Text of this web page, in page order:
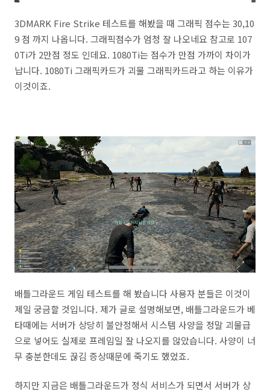
3DMARK Fire Strike 테스트를 해봤을 때 그래픽 점수는 30,10
9 점 까지 나옵니다. 그래픽점수가 엄청 잘 나오네요 참고로 107
0Ti가 2만점 정도 인데요. 1080Ti는 점수가 만점 가까이 차이가
납니다. 1080Ti 그래픽카드가 괴물 그래픽카드라고 하는 이유가
이것이죠.
배틀그라운드 게임 테스트를 해 봤습니다 사용자 분들은 이것이
제일 궁금할 것입니다. 제가 글로 설명해보면, 배틀그라운드가 베
타때에는 서버가 상당히 불안정해서 시스템 사양을 정말 괴물급
으로 넣어도 실제로 프레임일 잘 나오지를 않았습니다. 사양이 너
무 충분한데도 끊김 증상때문에 죽기도 했었죠.
하지만 지금은 배틀그라운드가 정식 서비스가 되면서 서버가 상